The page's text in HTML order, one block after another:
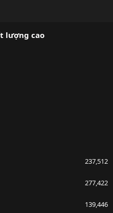
lượng cao
237,512
277,422
139,446